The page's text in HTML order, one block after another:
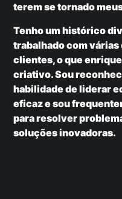
terem se tornado
Tenho um histórico
trabalhado com várias
clientes, o que
criativo. Sou
habilidade de liderar
eficaz e sou
para resolver
soluções inovadoras.